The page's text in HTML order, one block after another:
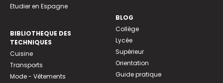
Etudier en Espagne
BIBLIOTHEQUE DES
TECHNIQUES
Cuisine
Transports
Mode - Vêtements
BLOG
Collège
Lycée
Supérieur
Orientation
Guide pratique